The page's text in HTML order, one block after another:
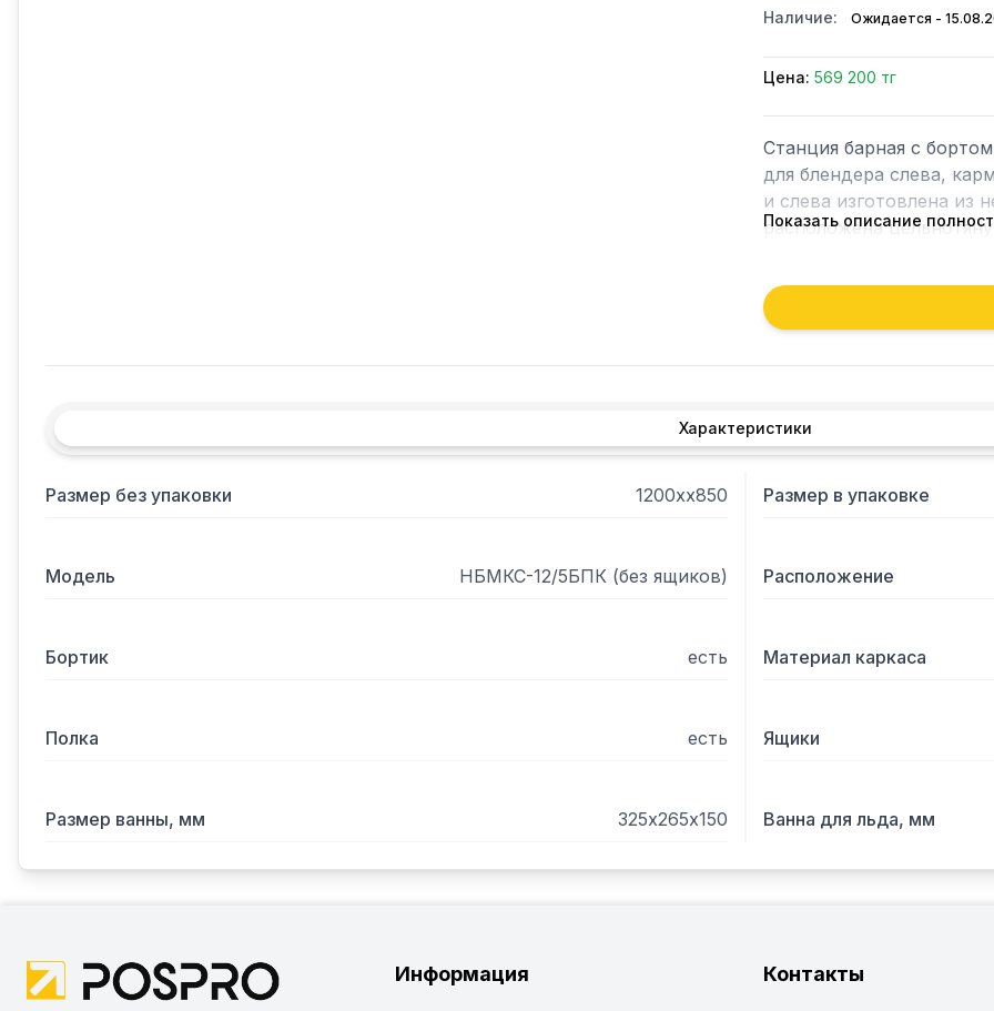
Наличие:
Ожидается -
Цена: 569 200 тг
Станция барная с
для блендера слева,
и слева изготовлена
расположена
теплоизолированная
дренажной решеткой
Столешница усилена
напитков обеспечивает
Показать описание
Характеристики
Размер без упаковки 1200хх850 Размер в упаковке
Модель НБМКС-12/5БПК (без ящиков) Расположение
Бортик есть Материал каркаса
Полка есть Ящики
Размер ванны, мм 325х265х150 Ванна для льда, мм
Информация Контакты